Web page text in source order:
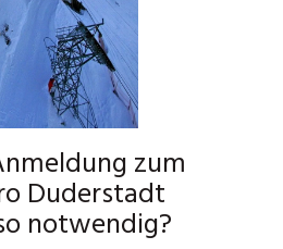
zum
Duderstadt
notwendig?